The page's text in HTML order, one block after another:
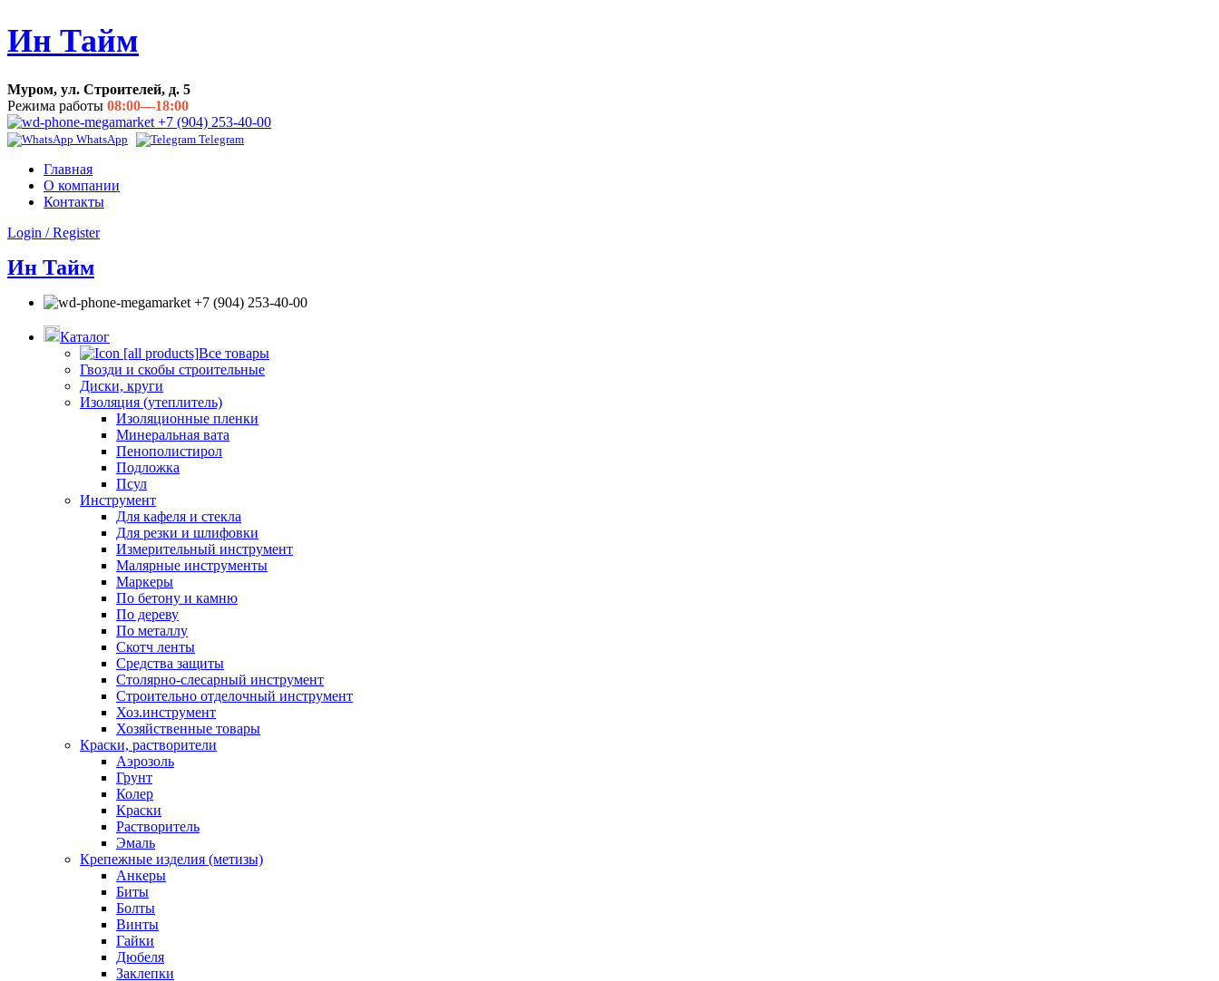
Ин Тайм
Муром, ул. Строителей, д. 5
Режима работы 08:00—18:00
+7 (904) 253-40-00
WhatsApp Telegram
Главная
О компании
Контакты
Login / Register
Ин Тайм
+7 (904) 253-40-00
Каталог
Все товары
Гвозди и скобы строительные
Диски, круги
Изоляция (утеплитель)
Изоляционные пленки
Минеральная вата
Пенополистирол
Подложка
Псул
Инструмент
Для кафеля и стекла
Для резки и шлифовки
Измерительный инструмент
Малярные инструменты
Маркеры
По бетону и камню
По дереву
По металлу
Скотч ленты
Средства защиты
Столярно-слесарный инструмент
Строительно отделочный инструмент
Хоз.инструмент
Хозяйственные товары
Краски, растворители
Аэрозоль
Грунт
Колер
Краски
Растворитель
Эмаль
Крепежные изделия (метизы)
Анкеры
Биты
Болты
Винты
Гайки
Дюбеля
Заклепки